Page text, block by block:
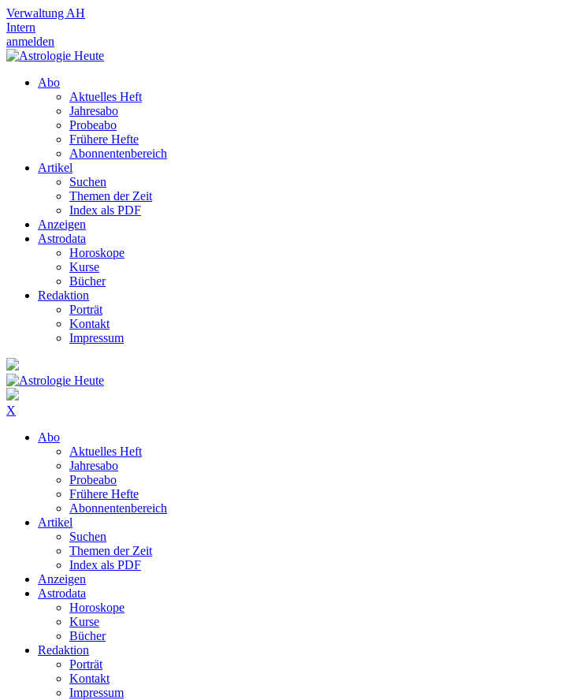
Verwaltung AH
Intern
anmelden
Abo
Aktuelles Heft
Jahresabo
Probeabo
Frühere Hefte
Abonnentenbereich
Artikel
Suchen
Themen der Zeit
Index als PDF
Anzeigen
Astrodata
Horoskope
Kurse
Bücher
Redaktion
Porträt
Kontakt
Impressum
X
Abo
Aktuelles Heft
Jahresabo
Probeabo
Frühere Hefte
Abonnentenbereich
Artikel
Suchen
Themen der Zeit
Index als PDF
Anzeigen
Astrodata
Horoskope
Kurse
Bücher
Redaktion
Porträt
Kontakt
Impressum